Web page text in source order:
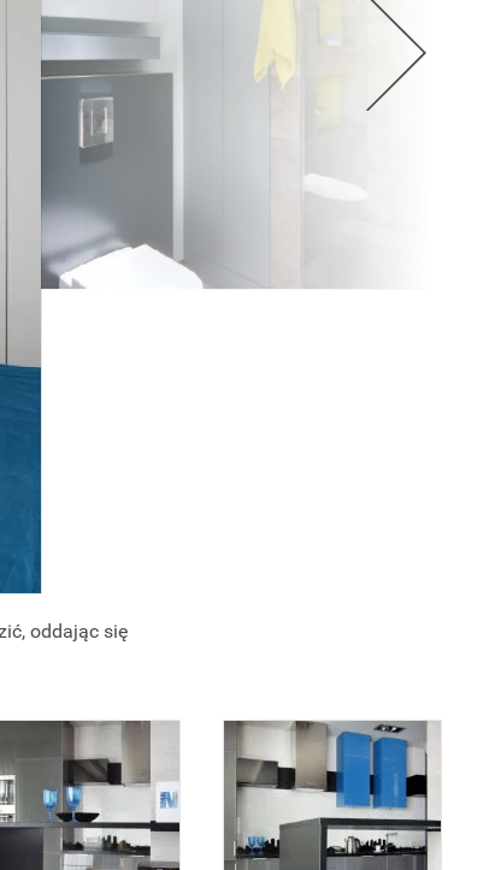
oddając się